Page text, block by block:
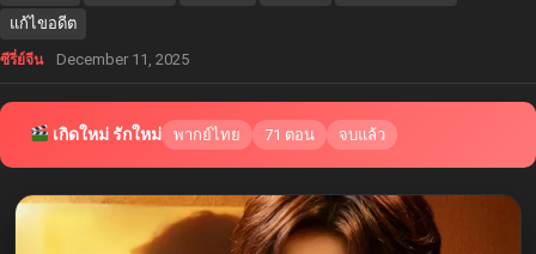
แก้ไขอดีต
ซีรี่ย์จีน December 11, 2025
เกิดใหม่ รักใหม่ พากย์ไทย 71 ตอน จบแล้ว